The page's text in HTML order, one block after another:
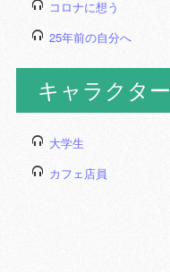
コロナに想う
25年前の自分へ
キャラクター
大学生
カフェ店員